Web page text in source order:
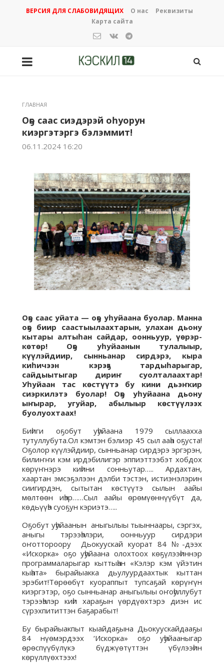
ВЕРСИЯ ДЛЯ СЛАБОВИДЯЩИХ О нас
Реквизиты
Карта сайта
ГЛАВНАЯ
Оҕо саас сиэдэрэй оһуорун
киэргэтэргэ бэлэммит!
06.11.2024 16:20
Оҕо саас уйата — оҕо уһуйаана буолар. Манна
оҕо биир саастыылаахтарын, улахан дьону
кытары алтыһан сайдар, оонньуур, үөрэр-
көтөр! Оҕо уһуйаанын тулалыыр,
күүлэйдиир, сынньанар сирдэрэ, кыра
киһичээн кэрэҕэ тардыһарыгар,
сайдыытыгар дириҥ суолталаахтар!
Уһуйаан тас көстүүтэ бу кини дьэҥкир
сиэркилэтэ буолар! Оҕо уһуйаана дьону
ыҥырар, угуйар, абылыыр көстүүлээх
буолуохтаах!
Биһиги оҕобут уһуйаана 1979 сыллаахха
тутуллубута.Ол кэмтэн бэлиэр 45 сыл ааһа оҕуста!
Оҕолор күүлэйдиир, сынньанар сирдэрэ эргэрэн,
билиҥҥи кэм ирдэбилигэр эппиэттээбэт хобдох
көрүҥнэрэ киһини сонньутар….. Ардахтан,
хаартан эмсэҕэлээн дэлби тэстэн, истиэнэлэрин
сиигирдэн, сытытан көстүүтэ сылын аайы
мөлтөөн иһэр……Сыл аайы өрөмүөннүүбүт да,
көдьүүһэ суоҕун кэриэтэ…..
Оҕобут уһуйаанын аныгылыы тыыннаары, сэргэх,
аныгы тэрээһэлэри, оонньуур сирдэри
оҥоттороору Дьокуускай куорат 84 №-дээх
«Искорка» оҕо уһуйаана олохтоох көҕүлээһиннэр
программаларыгар кыттыһан «Кэлэр кэм үйэтин
кыһата» бырайыакка дьулуурдаахтык кыттан
эрэбит!Төрөөбүт куораппыт тупсаҕай көрүҥүн
киэргэтэр, оҕо сынньанар аныгылыы оҥоһуллубут
тэрээһэлэр киһи хараҕын үөрдүөхтэрэ диэн ис
сүрэхпититтэн баҕарабыт!
Бу бырайыакпыт кыайдаҕына Дьокуускайдааҕы
84 нүөмэрдээх ‘Искорка» оҕо уһуйааныгар
өрөспүүбүлүкэ бүджүөтүттэн үбүлээһин
көрүллүөхтээх!